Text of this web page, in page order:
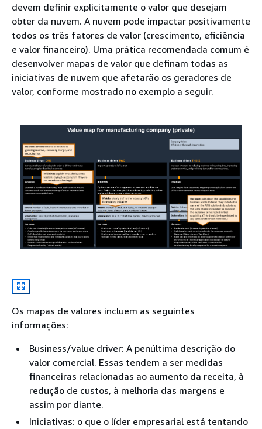
devem definir explicitamente o valor que desejam
obter da nuvem. A nuvem pode impactar positivamente
todos os três fatores de valor (crescimento, eficiência
e valor financeiro). Uma prática recomendada comum é
desenvolver mapas de valor que definam todas as
iniciativas de nuvem que afetarão os geradores de
valor, conforme mostrado no exemplo a seguir.
Os mapas de valores incluem as seguintes
informações:
Business/value driver: A penúltima descrição do
valor comercial. Essas tendem a ser medidas
financeiras relacionadas ao aumento da receita, à
redução de custos, à melhoria das margens e
assim por diante.
Iniciativas: o que o líder empresarial está tentando